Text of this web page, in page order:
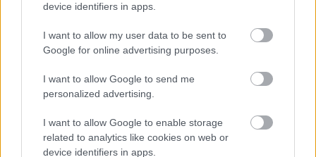
device identifiers in apps.
I want to allow my user data to be sent to
Google for online advertising purposes.
I want to allow Google to send me
personalized advertising.
I want to allow Google to enable storage
related to analytics like cookies on web or
device identifiers in apps.
UPDATE [AxDB].[dbo].[SQLSYSTEMVARIABLES]
SET VALUE = '0'
WHERE PARM = 'CONFIGURATIONMODE';
Pärast oleku muutmist peate tavaliselt veebi- ja
pakk-teenused taaskäivitama. Mõnikord isegi mitu
korda, enne kui see muudatuse ellu viib.
Ma ei soovitaks seda lähenemisviisi kasutada
tootmis- või muul viisil kriitilises keskkonnas, aga